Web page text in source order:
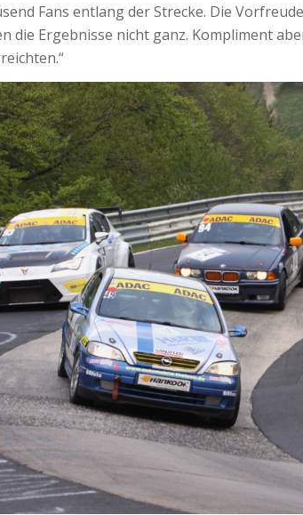
Fans entlang der Strecke. Die
die Ergebnisse nicht ganz. Kompliment